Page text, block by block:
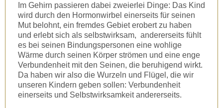
Im Gehirn passieren dabei zweierlei Dinge: Das Kind
wird durch den Hormonwirbel einerseits für seinen
Mut belohnt, ein fremdes Gebiet erobert zu haben
und erlebt sich als selbstwirksam, andererseits fühlt
es bei seinen Bindungspersonen eine wohlige
Wärme durch seinen Körper strömen und eine enge
Verbundenheit mit den Seinen, die beruhigend wirkt.
Da haben wir also die Wurzeln und Flügel, die wir
unseren Kindern geben sollen: Verbundenheit
einerseits und Selbstwirksamkeit andererseits.